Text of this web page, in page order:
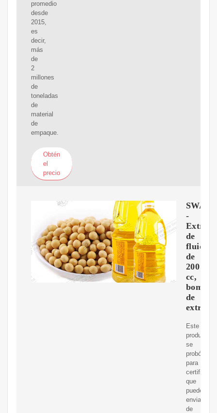
promedio
desde
2015,
es
decir,
más
de
2
millones
de
toneladas
de
material
de
empaque.
Obtén
el
precio
-
de
fluidos
de
200
cc,
bomba
de
Este
producto
se
probó
para
certificar
que
puede
enviarse
de